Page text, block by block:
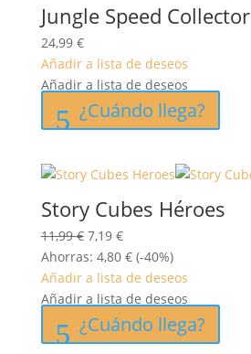
Jungle Speed Collector
24,99 €
Añadir a lista de deseos
Añadir a lista de deseos
¿Cuándo llega?
Story Cubes Héroes
11,99€ El
precio
original
era:
11,99 €.
7,19 €El
precio
actual
es:
7,19 €.
Ahorras: 4,80 € (-40%)
Añadir a lista de deseos
Añadir a lista de deseos
¿Cuándo llega?